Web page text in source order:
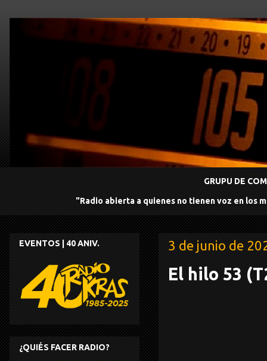
GRUPU DE
"Radio abierta a quienes no tienen voz en los
3 de junio de
El hilo 53
EVENTOS | 40 ANIV.
¿QUIÉS FACER RADIO?